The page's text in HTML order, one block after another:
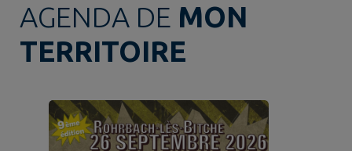
AGENDA DE MON
TERRITOIRE